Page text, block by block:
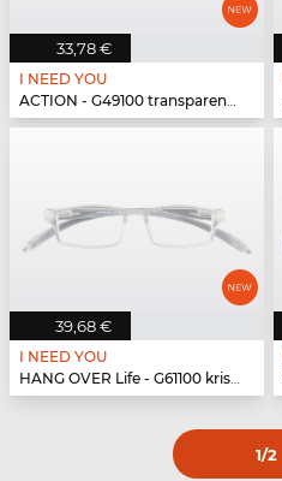
33,78 €
I NEED YOU
ACTION - G49100 transparent matt
39,68 €
I NEED YOU
HANG OVER Life - G61100 kristall
1/2